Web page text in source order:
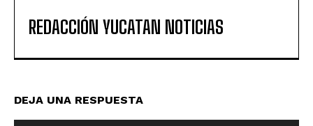
REDACCIÓN YUCATAN NOTICIAS
DEJA UNA RESPUESTA